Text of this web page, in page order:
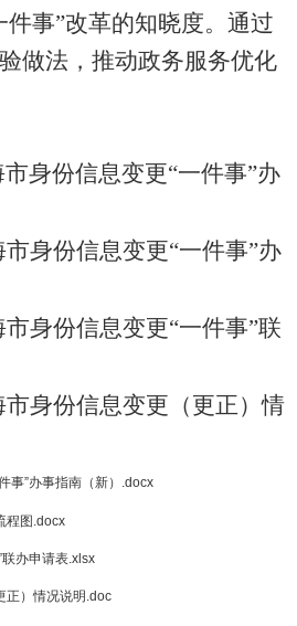
件事”改革的知晓度。通过
做法，推动政务服务优化
市身份信息变更“一件事”办
市身份信息变更“一件事”办
市身份信息变更“一件事”联
市身份信息变更（更正）情
事”办事指南（新）.docx
程图.docx
办申请表.xlsx
正）情况说明.doc